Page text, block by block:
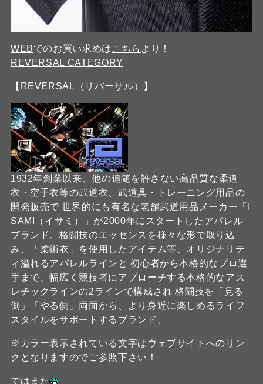
WEBでのお買い求めは こちら より！
REVERSAL CATEGORY
【REVERSAL（リバーサル）】
1932年創業以来、他の追随を許さない高品質な柔道
衣・空手衣等の武道衣、武道具・トレーニング用品の
開発販売で 世界的にも有名な老舗武道用品メーカー「I
SAMI（イサミ）」が2000年にスタートしたアパレル
ブランド。格闘技のエッセンスを様々な形で取り込
み、「柔術衣」を使用したアイテム等、オリジナリテ
ィ溢れるアパレルラインと 初心者から本格的なプロ選
手まで、幅広く競技者にアプローチする本格的なアス
レチックラインの2ラインで構成され 格闘技を「見る
側」「やる側」両面から、より身近に楽しめるライフ
スタイルをサポートするブランド。
※カラー表示されている文字はウェブサイトへのリン
クとなりますのでご参照下さい！
ではまた